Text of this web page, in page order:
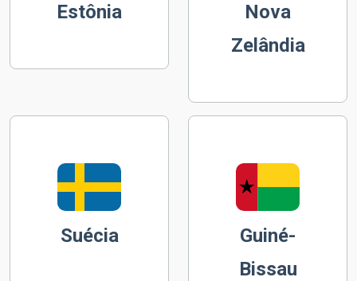
Estônia
Nova
Zelândia
Suécia
Guiné-
Bissau